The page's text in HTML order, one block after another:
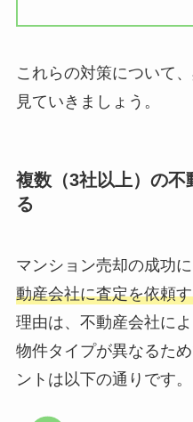
これらの対策について
見ていきましょう。
複数（3社以上）の
る
マンション売却の成功に
動産会社に査定を依頼
理由は、不動産会社に
物件タイプが異なるた
ントは以下の通りです。